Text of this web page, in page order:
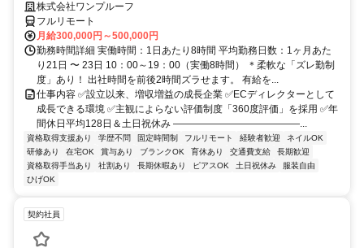
株式会社ワンプルーフ
フルリモート
月給300,000円～500,000円
勤務時間詳細 実働時間：1日あたり8時間 平均勤務日数：1ヶ月あた
り21日 〜 23日 10：00～19：00（実働8時間） ＊柔軟な「ズレ勤制
度」あり！ 出社時間を前後2時間ズラせます。 有給を...
仕事内容 ✅設立以来、増収増益の成長企業 ✅ECディレクターとして
成長できる環境 ✅主観によらない評価制度「360度評価」を採用 ✅年
間休日平均128日＆土日祝休み ―――――――――――――...
資格取得支援あり 学歴不問 固定時間制 フルリモート 経験者歓迎
ネイルOK
研修あり
在宅OK 賞与あり ブランクOK 育休あり 交通費支給
長期歓迎
資格取得手当あり
社割あり 長期休暇あり ピアスOK 土日祝休み
服装自由
ひげOK
契約社員